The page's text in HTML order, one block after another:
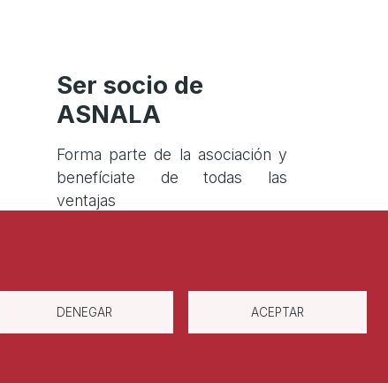
Ser socio de
ASNALA
Forma parte de la asociación y
benefíciate de todas las
ventajas
DENEGAR ACEPTAR